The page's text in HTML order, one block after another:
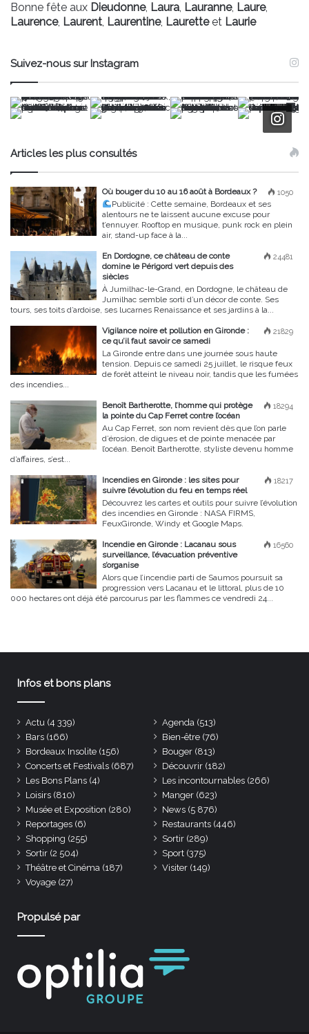
Bonne fête aux Dieudonne, Laura, Lauranne, Laure,
Laurence, Laurent, Laurentine, Lauretteet Laurie
Suivez-nous sur Instagram
Articles les plus consultés
1050
Où bouger du 10 au 16 août à Bordeaux ?
Publicité :Cette semaine, Bordeaux et ses
alentours ne te laissent aucune excuse pour
t’ennuyer. Rooftop en musique, punk rock en plein
air, stand-up face à la...
24481
En Dordogne, ce château de conte
domine le Périgord vert depuis des
siècles
À Jumilhac-le-Grand, en Dordogne, le château de
Jumilhac semble sorti d’un décor de conte. Ses
tours, ses toits d’ardoise, ses lucarnes Renaissance et ses jardins à la...
21829
Vigilance noire et pollution en Gironde :
ce qu’il faut savoir ce samedi
La Gironde entre dans une journée sous haute
tension. Depuis ce samedi 25 juillet, le risque feux
de forêt atteint le niveau noir, tandis que les fumées
des incendies...
18294
Benoît Bartherotte, l’homme qui protège
la pointe du Cap Ferret contre l’océan
Au Cap Ferret, son nom revient dès que l’on parle
d’érosion, de digues et de pointe menacée par
l’océan. Benoît Bartherotte, styliste devenu homme
d’affaires, s’est...
18217
Incendies en Gironde : les sites pour
suivre l’évolution du feu en temps réel
Découvrez les cartes et outils pour suivre l’évolution
des incendies en Gironde : NASA FIRMS,
FeuxGironde, Windy et Google Maps.
16560
Incendie en Gironde : Lacanau sous
surveillance, l’évacuation préventive
s’organise
Alors que l’incendie parti de Saumos poursuit sa
progression vers Lacanau et le littoral, plus de 10
000 hectares ont déjà été parcourus par les flammes ce vendredi 24...
Infos et bons plans
Actu (4 339) Agenda (513)
Bars (166) Bien-être (76)
Bordeaux Insolite (156) Bouger (813)
Concerts et Festivals (687) Découvrir (182)
Les Bons Plans (4) Les incontournables (266)
Loisirs (810) Manger (623)
Musée et Exposition (280) News (5 876)
Reportages (6) Restaurants (446)
Shopping (255) Sortir (289)
Sortir (2 504) Sport (375)
Théâtre et Cinéma (187) Visiter (149)
Voyage (27)
Propulsé par